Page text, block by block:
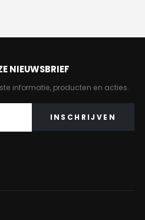
NIEUWSBRIEF
informatie, producten en acties.